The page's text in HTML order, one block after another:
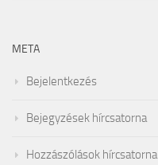
META
Bejelentkezés
Bejegyzések hírcsatorna
Hozzászólások hírcsatorna